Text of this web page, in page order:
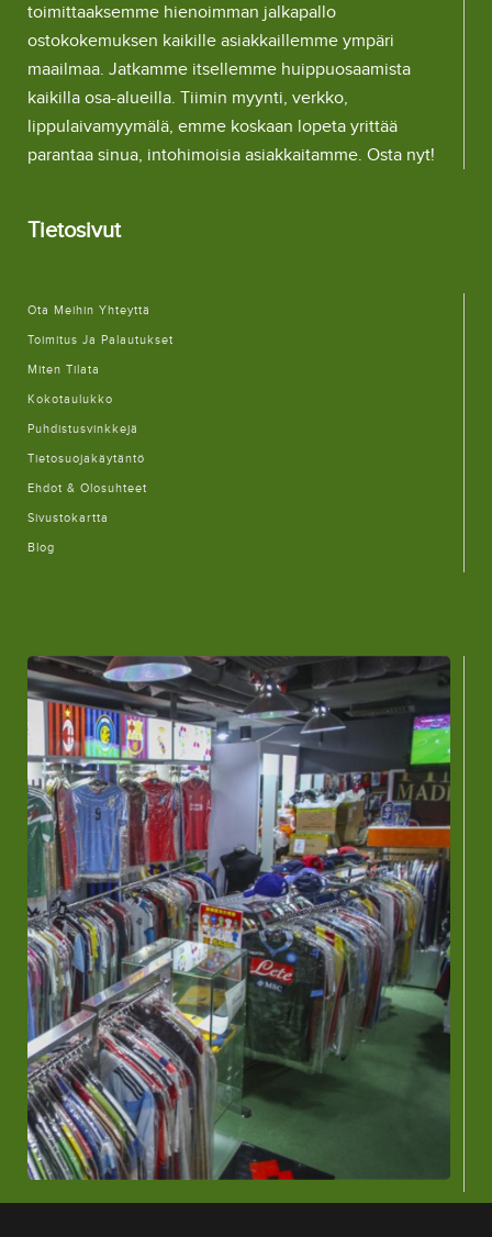
toimittaaksemme hienoimman jalkapallo
ostokokemuksen kaikille asiakkaillemme ympäri
maailmaa. Jatkamme itsellemme huippuosaamista
kaikilla osa-alueilla. Tiimin myynti, verkko,
lippulaivamyymälä, emme koskaan lopeta yrittää
parantaa sinua, intohimoisia asiakkaitamme. Osta nyt!
Tietosivut
Ota Meihin Yhteyttä
Toimitus Ja Palautukset
Miten Tilata
Kokotaulukko
Puhdistusvinkkejä
Tietosuojakäytäntö
Ehdot & Olosuhteet
Sivustokartta
Blog